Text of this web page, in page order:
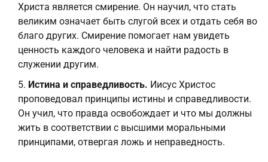
Христа является смирение. Он научил, что стать
великим означает быть слугой всех и отдать себя во
благо других. Смирение помогает нам увидеть
ценность каждого человека и найти радость в
служении другим.
Истина и справедливость. Иисус Христос
проповедовал принципы истины и справедливости.
Он учил, что правда освобождает и что мы должны
жить в соответствии с высшими моральными
принципами, отвергая ложь и неправедность.